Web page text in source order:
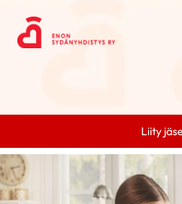
Liity